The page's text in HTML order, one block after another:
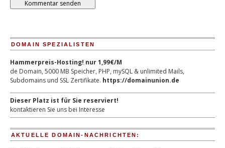
DOMAIN SPEZIALISTEN
Hammerpreis-Hosting! nur 1,99€/M
de Domain, 5000 MB Speicher, PHP, mySQL & unlimited Mails,
Subdomains und SSL Zertifikate. https://domainunion.de
Dieser Platz ist für Sie reserviert!
kontaktieren Sie uns bei Interesse
AKTUELLE DOMAIN-NACHRICHTEN: